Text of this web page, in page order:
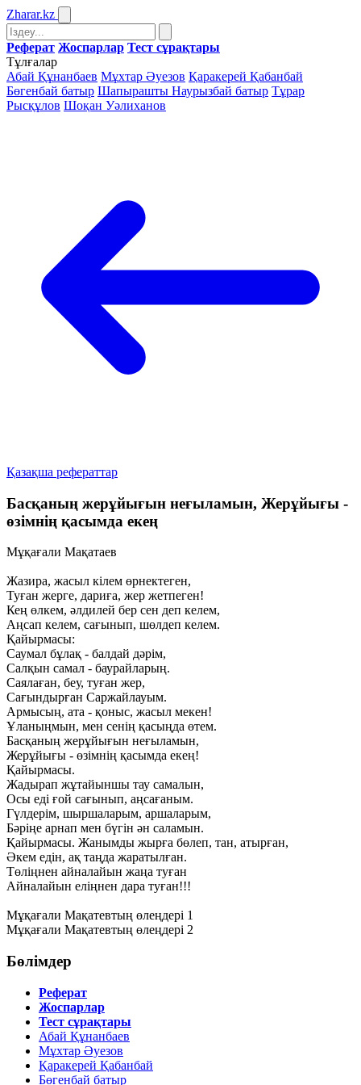
Zharar.kz
Реферат Жоспарлар Тест сұрақтары
Тұлғалар
Абай Құнанбаев Мұхтар Әуезов Қаракерей Қабанбай
Бөгенбай батыр Шапырашты Наурызбай батыр Тұрар
Рысқұлов Шоқан Уәлиханов
Қазақша рефераттар
Басқаның жерұйығын неғыламын, Жерұйығы -
өзімнің қасымда екең
Мұқағали Мақатаев
Жазира, жасыл кілем өрнектеген,
Туған жерге, дариға, жер жетпеген!
Кең өлкем, әлдилей бер сен деп келем,
Аңсап келем, сағынып, шөлдеп келем.
Қайырмасы:
Саумал бұлақ - балдай дәрім,
Салқын самал - баурайларың.
Саялаған, беу, туған жер,
Сағындырған Саржайлауым.
Армысың, ата - қоныс, жасыл мекен!
Ұланыңмын, мен сенің қасыңда өтем.
Басқаның жерұйығын неғыламын,
Жерұйығы - өзімнің қасымда екең!
Қайырмасы.
Жадырап жұтайыншы тау самалын,
Осы еді ғой сағынып, аңсағаным.
Гүлдерім, шыршаларым, аршаларым,
Бәріңе арнап мен бүгін ән саламын.
Қайырмасы. Жанымды жырға бөлеп, тан, атырған,
Әкем едін, ақ таңда жаратылған.
Төліңнен айналайын жаңа туған
Айналайын еліңнен дара туған!!!
Мұқағали Мақатевтың өлеңдері 1
Мұқағали Мақатевтың өлеңдері 2
Бөлімдер
Реферат
Жоспарлар
Тест сұрақтары
Абай Құнанбаев
Мұхтар Әуезов
Қаракерей Қабанбай
Бөгенбай батыр